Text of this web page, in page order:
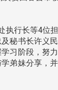
行长等4位
秘书长许义
习阶段，努
弟妹分享，